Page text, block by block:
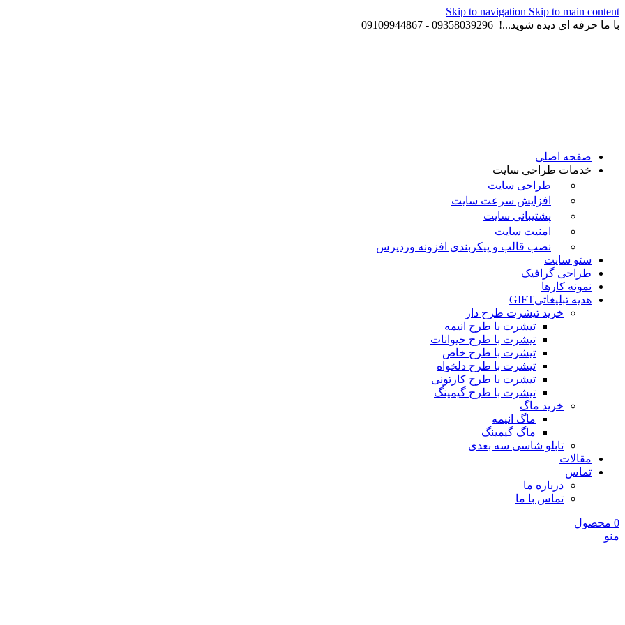
Skip to navigation Skip to main content
با ما حرفه ای دیده شوید...! 09358039296 - 09109944867
صفحه اصلی
خدمات طراحی سایت
طراحی سایت
افزایش سرعت سایت
پشتیبانی سایت
امنیت سایت
نصب قالب و پیکربندی افزونه وردپرس
سئو سایت
طراحی گرافیک
نمونه کارها
هدیه تبلیغاتیGIFT
خرید تیشرت طرح دار
تیشرت با طرح انیمه
تیشرت با طرح حیوانات
تیشرت با طرح خاص
تیشرت با طرح دلخواه
تیشرت با طرح کارتونی
تیشرت با طرح گیمینگ
خرید ماگ
ماگ انیمه
ماگ گیمینگ
تابلو شاسی سه بعدی
مقالات
تماس
درباره ما
تماس با ما
0 محصول
منو